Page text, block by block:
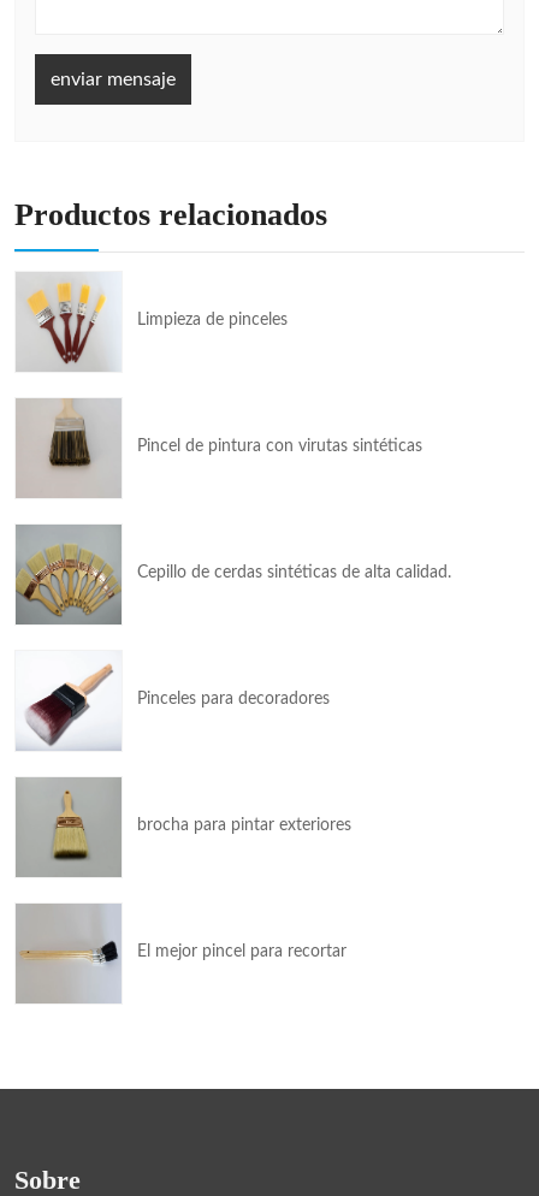
enviar mensaje
Productos relacionados
Limpieza de pinceles
Pincel de pintura con virutas sintéticas
Cepillo de cerdas sintéticas de alta calidad.
Pinceles para decoradores
brocha para pintar exteriores
El mejor pincel para recortar
Sobre